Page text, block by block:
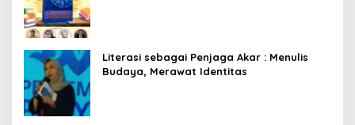
Literasi sebagai Penjaga Akar : Menulis
Budaya, Merawat Identitas